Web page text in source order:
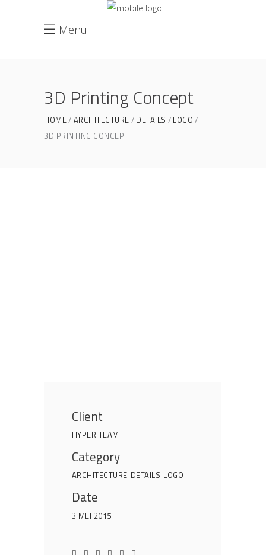
Menu
3D Printing Concept
HOME ARCHITECTURE DETAILS
LOGO
3D PRINTING CONCEPT
Client
HYPER TEAM
Category
ARCHITECTURE DETAILS LOGO
Date
3 MEI 2015